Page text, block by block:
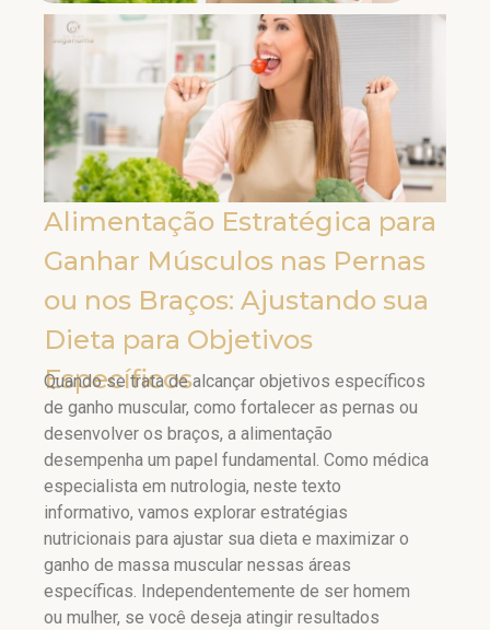
Alimentação Estratégica para
Ganhar Músculos nas Pernas
ou nos Braços: Ajustando sua
Dieta para Objetivos
Específicos
Quando se trata de alcançar objetivos específicos
de ganho muscular, como fortalecer as pernas ou
desenvolver os braços, a alimentação
desempenha um papel fundamental. Como médica
especialista em nutrologia, neste texto
informativo, vamos explorar estratégias
nutricionais para ajustar sua dieta e maximizar o
ganho de massa muscular nessas áreas
específicas. Independentemente de ser homem
ou mulher, se você deseja atingir resultados